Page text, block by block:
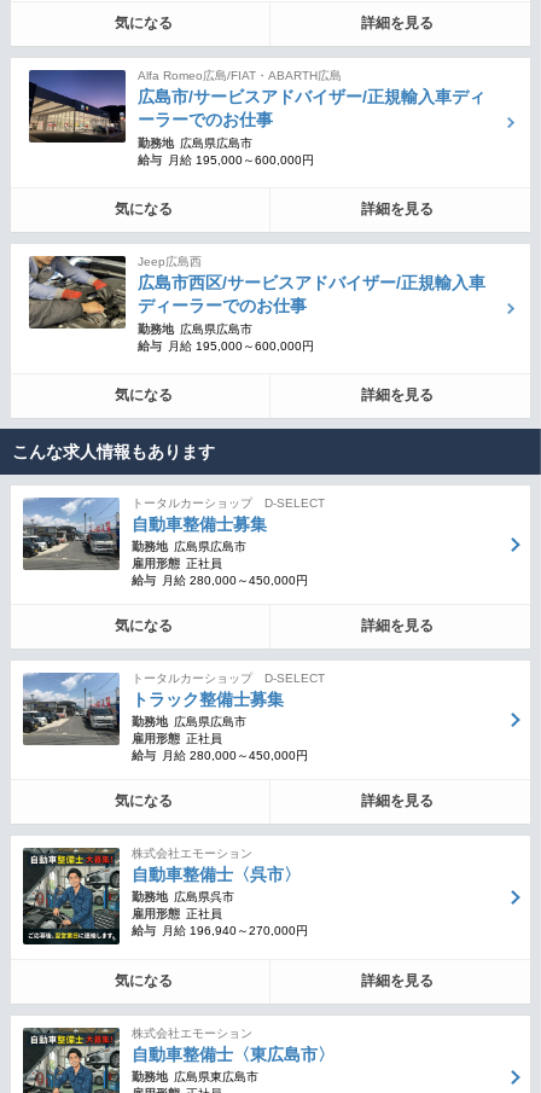
気になる 詳細を見る
Alfa Romeo広島/FIAT・ABARTH広島
広島市/サービスアドバイザー/正規輸入車ディ
ーラーでのお仕事
勤務地 広島県広島市
給与
月給 195,000～600,000円
気になる 詳細を見る
Jeep広島西
広島市西区/サービスアドバイザー/正規輸入車
ディーラーでのお仕事
勤務地 広島県広島市
給与
月給 195,000～600,000円
気になる 詳細を見る
こんな求人情報もあります
トータルカーショップ D-SELECT
自動車整備士募集
勤務地 広島県広島市
雇用形態 正社員
給与
月給 280,000～450,000円
気になる 詳細を見る
トータルカーショップ D-SELECT
トラック整備士募集
勤務地 広島県広島市
雇用形態 正社員
給与
月給 280,000～450,000円
気になる 詳細を見る
株式会社エモーション
自動車整備士〈呉市〉
勤務地 広島県呉市
雇用形態 正社員
給与
月給 196,940～270,000円
気になる 詳細を見る
株式会社エモーション
自動車整備士〈東広島市〉
勤務地 広島県東広島市